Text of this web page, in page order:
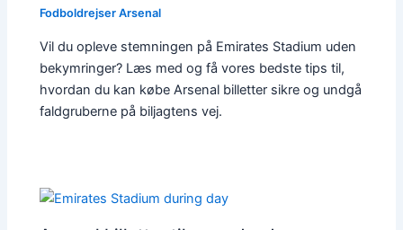
Fodboldrejser Arsenal
Vil du opleve stemningen på Emirates Stadium uden
bekymringer? Læs med og få vores bedste tips til,
hvordan du kan købe Arsenal billetter sikre og undgå
faldgruberne på biljagtens vej.